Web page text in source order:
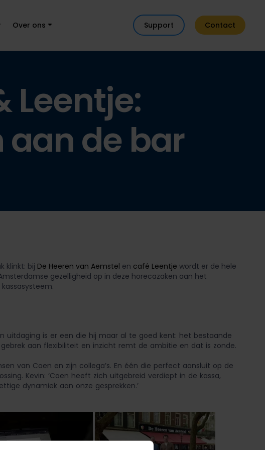
Over ons Support Contact
Leentje:
de bar
klinkt: bij De Heeren van Aemstel en café Leentje wordt er de hele
gezelligheid op in deze horecazaken aan het
uitdaging is er een die hij maar al te goed kent: het bestaande
aan flexibiliteit en inzicht remt de ambitie en dat is zonde.
van Coen en zijn collega’s. En één die perfect aansluit op de
Kevin: ‘Coen heeft zich uitgebreid verdiept in de kassa,
dynamiek aan onze gesprekken.’